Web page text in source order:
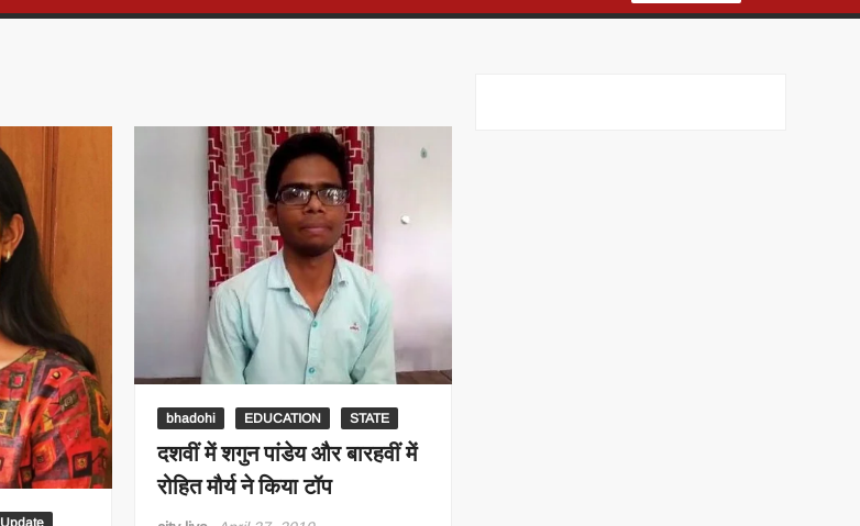
bhadohi EDUCATION STATE
दशवीं में शगुन पांडेय और बारहवीं में
रोहित मौर्य ने किया टॉप